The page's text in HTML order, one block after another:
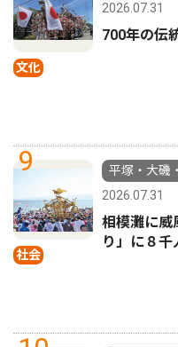
文化
2026.07.31
700年の伝
9
社会
平塚・大磯
2026.07.31
相模灘に
り」に８千